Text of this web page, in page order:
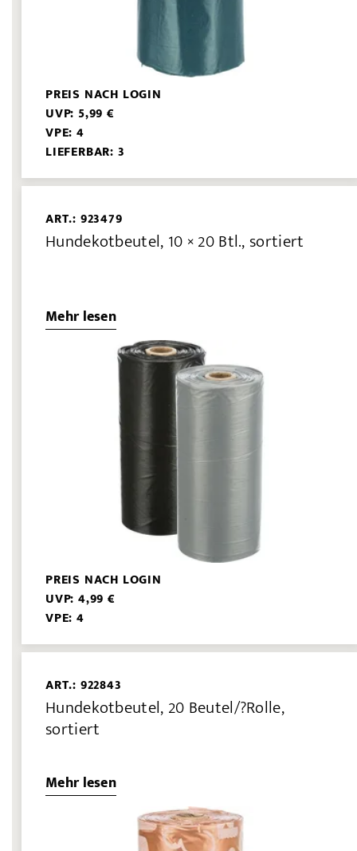
PREIS NACH LOGIN
UVP: 5,99 €
VPE: 4
LIEFERBAR: 3
ART.: 923479
Hundekotbeutel, 10 × 20 Btl., sortiert
Mehr lesen
PREIS NACH LOGIN
UVP: 4,99 €
VPE: 4
ART.: 922843
Hundekotbeutel, 20 Beutel/?Rolle,
sortiert
Mehr lesen